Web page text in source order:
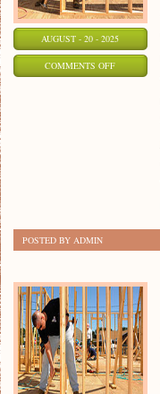
AUGUST - 20 - 2025
COMMENTS OFFON
W
ZASADZIE
POSTED BY ADMIN